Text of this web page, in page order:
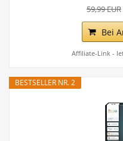
59,99 EUR
Bei
Affiliate-Link -
BESTSELLER NR. 2